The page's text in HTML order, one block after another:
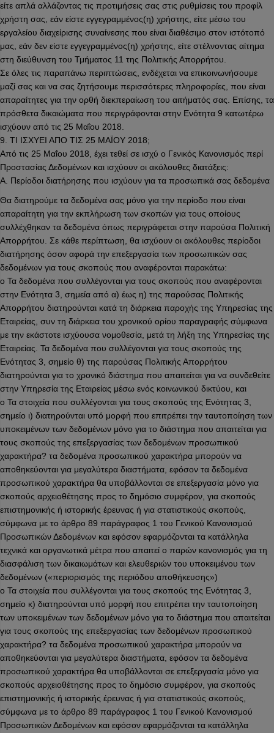
είτε απλά αλλάζοντας τις προτιμήσεις σας στις ρυθμίσεις του προφίλ
χρήστη σας, εάν είστε εγγεγραμμένος(η) χρήστης, είτε μέσω του
εργαλείου διαχείρισης συναίνεσης που είναι διαθέσιμο στον ιστότοπό
μας, εάν δεν είστε εγγεγραμμένος(η) χρήστης, είτε στέλνοντας αίτημα
στη διεύθυνση του Τμήματος 11 της Πολιτικής Απορρήτου.
Σε όλες τις παραπάνω περιπτώσεις, ενδέχεται να επικοινωνήσουμε
μαζί σας και να σας ζητήσουμε περισσότερες πληροφορίες, που είναι
απαραίτητες για την ορθή διεκπεραίωση του αιτήματός σας. Επίσης, τα
πρόσθετα δικαιώματα που περιγράφονται στην Ενότητα 9 κατωτέρω
ισχύουν από τις 25 Μαΐου 2018.
9. ΤΙ ΙΣΧΥΕΙ ΑΠΟ ΤΙΣ 25 ΜΑΪΟΥ 2018;
Από τις 25 Μαΐου 2018, έχει τεθεί σε ισχύ ο Γενικός Κανονισμός περί
Προστασίας Δεδομένων και ισχύουν οι ακόλουθες διατάξεις:
A. Περίοδοι διατήρησης που ισχύουν για τα προσωπικά σας δεδομένα
Θα διατηρούμε τα δεδομένα σας μόνο για την περίοδο που είναι
απαραίτητη για την εκπλήρωση των σκοπών για τους οποίους
συλλέχθηκαν τα δεδομένα όπως περιγράφεται στην παρούσα Πολιτική
Απορρήτου. Σε κάθε περίπτωση, θα ισχύουν οι ακόλουθες περίοδοι
διατήρησης όσον αφορά την επεξεργασία των προσωπικών σας
δεδομένων για τους σκοπούς που αναφέρονται παρακάτω:
o Τα δεδομένα που συλλέγονται για τους σκοπούς που αναφέρονται
στην Ενότητα 3, σημεία από α) έως η) της παρούσας Πολιτικής
Απορρήτου διατηρούνται κατά τη διάρκεια παροχής της Υπηρεσίας της
Εταιρείας, συν τη διάρκεια του χρονικού ορίου παραγραφής σύμφωνα
με την εκάστοτε ισχύουσα νομοθεσία, μετά τη λήξη της Υπηρεσίας της
Εταιρείας. Τα δεδομένα που συλλέγονται για τους σκοπούς της
Ενότητας 3, σημείο θ) της παρούσας Πολιτικής Απορρήτου
διατηρούνται για το χρονικό διάστημα που απαιτείται για να συνδεθείτε
στην Υπηρεσία της Εταιρείας μέσω ενός κοινωνικού δικτύου, και
o Τα στοιχεία που συλλέγονται για τους σκοπούς της Ενότητας 3,
σημείο ι) διατηρούνται υπό μορφή που επιτρέπει την ταυτοποίηση των
υποκειμένων των δεδομένων μόνο για το διάστημα που απαιτείται για
τους σκοπούς της επεξεργασίας των δεδομένων προσωπικού
χαρακτήρα? τα δεδομένα προσωπικού χαρακτήρα μπορούν να
αποθηκεύονται για μεγαλύτερα διαστήματα, εφόσον τα δεδομένα
προσωπικού χαρακτήρα θα υποβάλλονται σε επεξεργασία μόνο για
σκοπούς αρχειοθέτησης προς το δημόσιο συμφέρον, για σκοπούς
επιστημονικής ή ιστορικής έρευνας ή για στατιστικούς σκοπούς,
σύμφωνα με το άρθρο 89 παράγραφος 1 του Γενικού Κανονισμού
Προσωπικών Δεδομένων και εφόσον εφαρμόζονται τα κατάλληλα
τεχνικά και οργανωτικά μέτρα που απαιτεί ο παρών κανονισμός για τη
διασφάλιση των δικαιωμάτων και ελευθεριών του υποκειμένου των
δεδομένων («περιορισμός της περιόδου αποθήκευσης»)
o Τα στοιχεία που συλλέγονται για τους σκοπούς της Ενότητας 3,
σημείο κ) διατηρούνται υπό μορφή που επιτρέπει την ταυτοποίηση
των υποκειμένων των δεδομένων μόνο για το διάστημα που απαιτείται
για τους σκοπούς της επεξεργασίας των δεδομένων προσωπικού
χαρακτήρα? τα δεδομένα προσωπικού χαρακτήρα μπορούν να
αποθηκεύονται για μεγαλύτερα διαστήματα, εφόσον τα δεδομένα
προσωπικού χαρακτήρα θα υποβάλλονται σε επεξεργασία μόνο για
σκοπούς αρχειοθέτησης προς το δημόσιο συμφέρον, για σκοπούς
επιστημονικής ή ιστορικής έρευνας ή για στατιστικούς σκοπούς,
σύμφωνα με το άρθρο 89 παράγραφος 1 του Γενικού Κανονισμού
Προσωπικών Δεδομένων και εφόσον εφαρμόζονται τα κατάλληλα